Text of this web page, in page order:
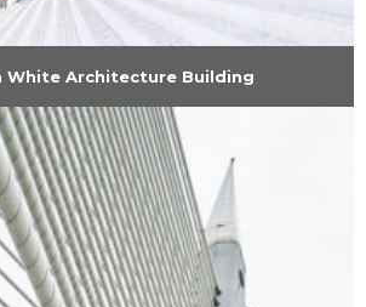
White Architecture Building